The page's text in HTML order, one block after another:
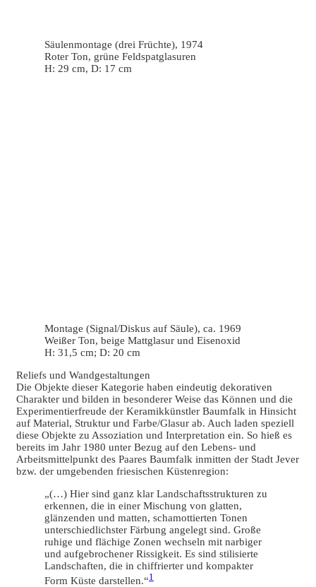
Säulenmontage (drei Früchte), 1974
Roter Ton, grüne Feldspatglasuren
H: 29 cm, D: 17 cm
Montage (Signal/Diskus auf Säule), ca. 1969
Weißer Ton, beige Mattglasur und Eisenoxid
H: 31,5 cm; D: 20 cm
Reliefs und Wandgestaltungen
Die Objekte dieser Kategorie haben eindeutig dekorativen
Charakter und bilden in besonderer Weise das Können und die
Experimentierfreude der Keramikkünstler Baumfalk in Hinsicht
auf Material, Struktur und Farbe/Glasur ab. Auch laden speziell
diese Objekte zu Assoziation und Interpretation ein. So hieß es
bereits im Jahr 1980 unter Bezug auf den Lebens- und
Arbeitsmittelpunkt des Paares Baumfalk inmitten der Stadt Jever
bzw. der umgebenden friesischen Küstenregion:
„(…) Hier sind ganz klar Landschaftsstrukturen zu
erkennen, die in einer Mischung von glatten,
glänzenden und matten, schamottierten Tonen
unterschiedlichster Färbung angelegt sind. Große
ruhige und flächige Zonen wechseln mit narbiger
und aufgebrochener Rissigkeit. Es sind stilisierte
Landschaften, die in chiffrierter und kompakter
Form Küste darstellen.“1